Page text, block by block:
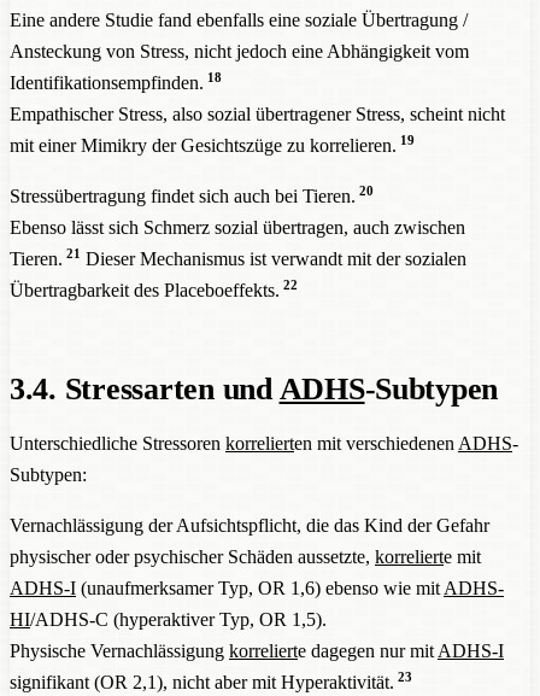
Eine andere Studie fand ebenfalls eine soziale Übertragung /
Ansteckung von Stress, nicht jedoch eine Abhängigkeit vom
Identifikationsempfinden. 18
Empathischer Stress, also sozial übertragener Stress, scheint nicht
mit einer Mimikry der Gesichtszüge zu korrelieren. 19
Stressübertragung findet sich auch bei Tieren. 20
Ebenso lässt sich Schmerz sozial übertragen, auch zwischen
Tieren. 21 Dieser Mechanismus ist verwandt mit der sozialen
Übertragbarkeit des Placeboeffekts. 22
3.4. Stressarten undADHS-Subtypen
Unterschiedliche Stressoren korrelierten mit verschiedenen ADHS-
Subtypen:
Vernachlässigung der Aufsichtspflicht, die das Kind der Gefahr
physischer oder psychischer Schäden aussetzte, korrelierte mit
ADHS-I (unaufmerksamer Typ, OR 1,6) ebenso wie mit ADHS-
HI/ADHS-C (hyperaktiver Typ, OR 1,5).
Physische Vernachlässigung korrelierte dagegen nur mit ADHS-I
signifikant (OR 2,1), nicht aber mit Hyperaktivität. 23